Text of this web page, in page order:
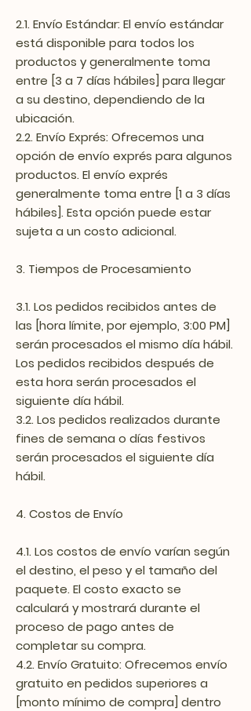
2.1. Envío Estándar: El envío estándar
está disponible para todos los
productos y generalmente toma
entre [3 a 7 días hábiles] para llegar
a su destino, dependiendo de la
ubicación.
2.2. Envío Exprés: Ofrecemos una
opción de envío exprés para algunos
productos. El envío exprés
generalmente toma entre [1 a 3 días
hábiles]. Esta opción puede estar
sujeta a un costo adicional.
3. Tiempos de Procesamiento
3.1. Los pedidos recibidos antes de
las [hora límite, por ejemplo, 3:00 PM]
serán procesados el mismo día hábil.
Los pedidos recibidos después de
esta hora serán procesados el
siguiente día hábil.
3.2. Los pedidos realizados durante
fines de semana o días festivos
serán procesados el siguiente día
hábil.
4. Costos de Envío
4.1. Los costos de envío varían según
el destino, el peso y el tamaño del
paquete. El costo exacto se
calculará y mostrará durante el
proceso de pago antes de
completar su compra.
4.2. Envío Gratuito: Ofrecemos envío
gratuito en pedidos superiores a
[monto mínimo de compra] dentro